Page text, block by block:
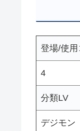
登場/使用
4
分類LV
デジモン